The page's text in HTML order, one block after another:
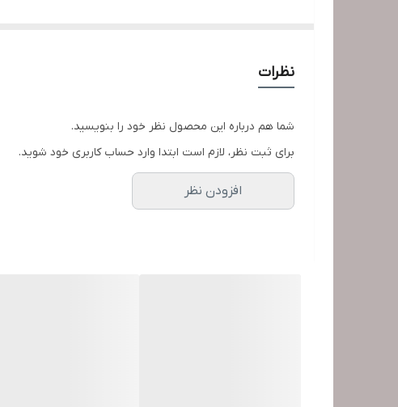
نظرات
شما هم درباره این محصول نظر خود را بنویسید.
برای ثبت نظر، لازم است ابتدا وارد حساب کاربری خود شوید.
افزودن نظر